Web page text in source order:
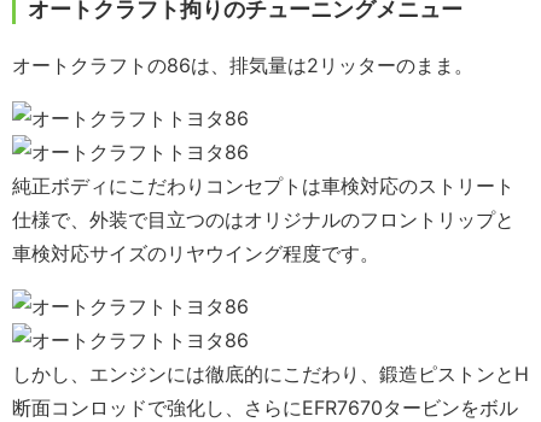
オートクラフト拘りのチューニングメニュー
オートクラフトの86は、排気量は2リッターのまま。
純正ボディにこだわりコンセプトは車検対応のストリート
仕様で、外装で目立つのはオリジナルのフロントリップと
車検対応サイズのリヤウイング程度です。
しかし、エンジンには徹底的にこだわり、鍛造ピストンとH
断面コンロッドで強化し、さらにEFR7670タービンをボル